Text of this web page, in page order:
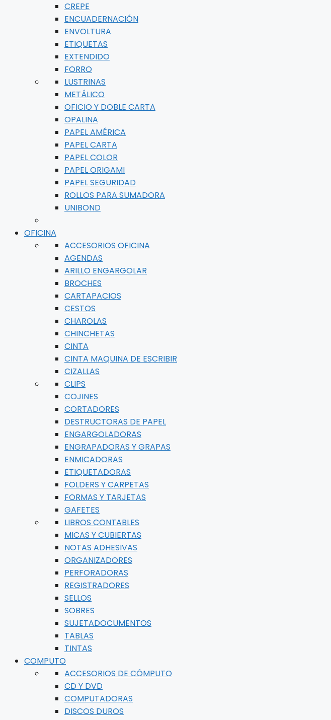
CREPE
ENCUADERNACIÓN
ENVOLTURA
ETIQUETAS
EXTENDIDO
FORRO
LUSTRINAS
METÁLICO
OFICIO Y DOBLE CARTA
OPALINA
PAPEL AMÉRICA
PAPEL CARTA
PAPEL COLOR
PAPEL ORIGAMI
PAPEL SEGURIDAD
ROLLOS PARA SUMADORA
UNIBOND
OFICINA
ACCESORIOS OFICINA
AGENDAS
ARILLO ENGARGOLAR
BROCHES
CARTAPACIOS
CESTOS
CHAROLAS
CHINCHETAS
CINTA
CINTA MAQUINA DE ESCRIBIR
CIZALLAS
CLIPS
COJINES
CORTADORES
DESTRUCTORAS DE PAPEL
ENGARGOLADORAS
ENGRAPADORAS Y GRAPAS
ENMICADORAS
ETIQUETADORAS
FOLDERS Y CARPETAS
FORMAS Y TARJETAS
GAFETES
LIBROS CONTABLES
MICAS Y CUBIERTAS
NOTAS ADHESIVAS
ORGANIZADORES
PERFORADORAS
REGISTRADORES
SELLOS
SOBRES
SUJETADOCUMENTOS
TABLAS
TINTAS
COMPUTO
ACCESORIOS DE CÓMPUTO
CD Y DVD
COMPUTADORAS
DISCOS DUROS